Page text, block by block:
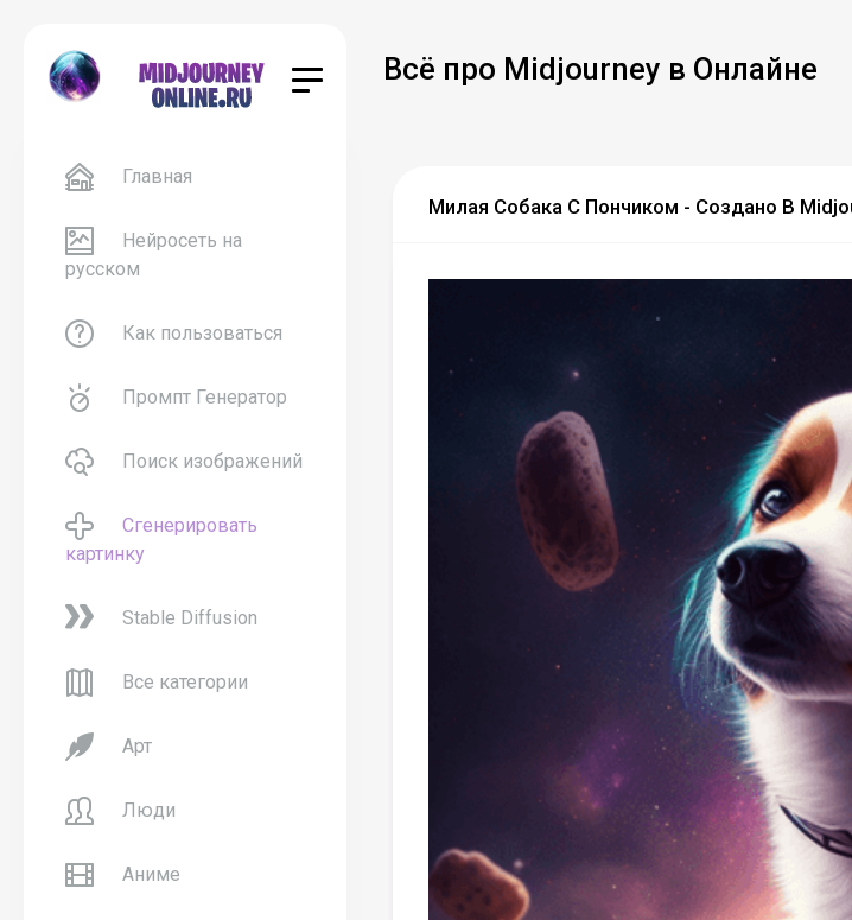
Всё про Midjourney в Онлайне
Главная
Нейросеть на
русском
Как пользоваться
Промпт Генератор
Поиск изображений
Сгенерировать
картинку
Stable Diffusion
Все категории
Арт
Люди
Аниме
Милая Собака С Пончиком - Создано В